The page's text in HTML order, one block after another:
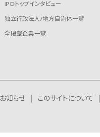
IPOトップインタビュー
独立行政法人/地方自治体一覧
全掲載企業一覧
お知らせ このサイトについて